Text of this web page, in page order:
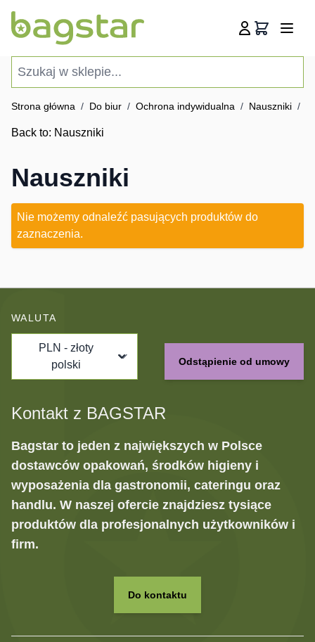
Koszyk
Strona główna / Do biur / Ochrona indywidualna / Nauszniki /
Back to: Nauszniki
Nauszniki
Nie możemy odnaleźć pasujących produktów do
zaznaczenia.
WALUTA
PLN - złoty
polski
Odstąpienie od umowy
Kontakt z BAGSTAR
Bagstar to jeden z największych w Polsce
dostawców opakowań, środków higieny i
wyposażenia dla gastronomii, cateringu oraz
handlu. W naszej ofercie znajdziesz tysiące
produktów dla profesjonalnych użytkowników i
firm.
Do kontaktu